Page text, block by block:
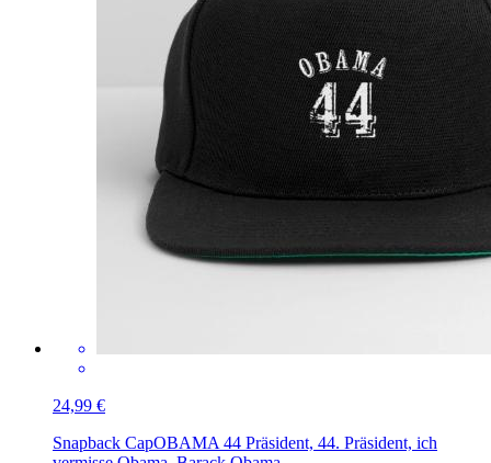
24,99 €
Snapback CapOBAMA 44 Präsident, 44. Präsident, ich